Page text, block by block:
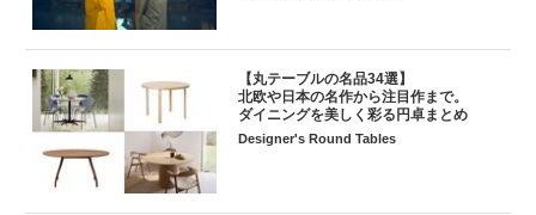
【丸テーブルの名品34選】
北欧や日本の名作から注目作まで。
ダイニングを美しく彩る円卓まとめ
Designer's Round Tables